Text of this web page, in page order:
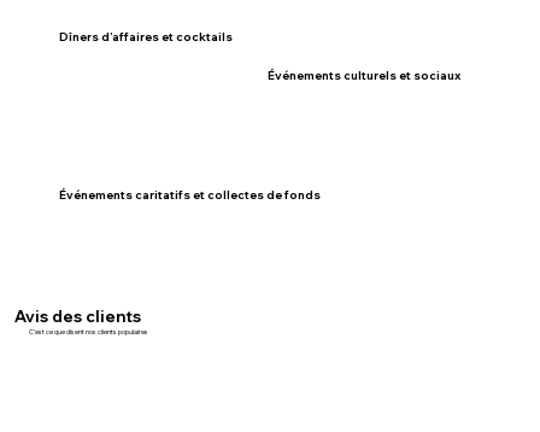
Dîners d’affaires et cocktails
Événements culturels et sociaux
Événements caritatifs et collectes de fonds
Avis des clients
C'est ce que disent nos clients populaires